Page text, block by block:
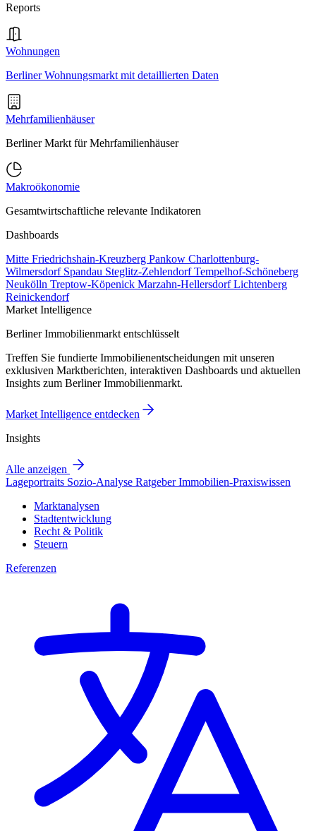
Reports
Wohnungen
Berliner Wohnungsmarkt mit detaillierten Daten
Mehrfamilienhäuser
Berliner Markt für Mehrfamilienhäuser
Makroökonomie
Gesamtwirtschaftliche relevante Indikatoren
Dashboards
Mitte Friedrichshain-Kreuzberg Pankow Charlottenburg-
Wilmersdorf Spandau Steglitz-ZehlendorfTempelhof-Schöneberg
Neukölln Treptow-Köpenick Marzahn-HellersdorfLichtenberg
Reinickendorf
Market Intelligence
Berliner Immobilienmarkt entschlüsselt
Treffen Sie fundierte Immobilienentscheidungen mit unseren
exklusiven Marktberichten, interaktiven Dashboards und aktuellen
Insights zum Berliner Immobilienmarkt.
Market Intelligence entdecken
Insights
Alle anzeigen
Lageportraits Sozio-Analyse RatgeberImmobilien-Praxiswissen
Marktanalysen
Stadtentwicklung
Recht & Politik
Steuern
Referenzen